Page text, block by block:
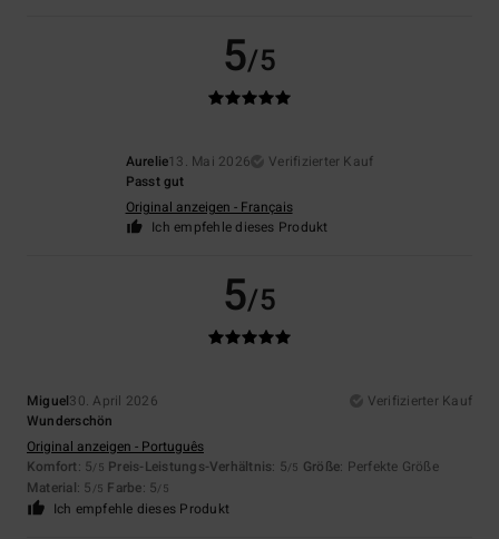
5/5
Aurelie13. Mai 2026
Verifizierter Kauf
Passt gut
Original anzeigen - Français
Ich empfehle dieses Produkt
5/5
Miguel30. April 2026
Verifizierter Kauf
Wunderschön
Original anzeigen - Português
Komfort: 5/5 Preis-Leistungs-Verhältnis: 5/5 Größe: Perfekte Größe
Material: 5 /5 Farbe: 5/5
Ich empfehle dieses Produkt